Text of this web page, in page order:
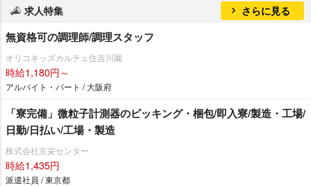
求人特集 さらに見る
無資格可の調理師/調理スタッフ
オリコキッズカルチェ住吉川園
時給1,180円～
アルバイト・パート / 大阪府
「寮完備」微粒子計測器のピッキング・梱包/即入寮/製造・工場/
日勤/日払い/工場・製造
株式会社京栄センター
時給1,435円
派遣社員 / 東京都